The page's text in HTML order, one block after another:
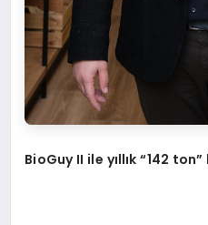
BioGuy II ile yıllık “142